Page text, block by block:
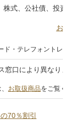
株式、公社債、投資
お取
ド・テレフォントレ
窓口により異なりま
お取扱商品をご覧く
70％割引